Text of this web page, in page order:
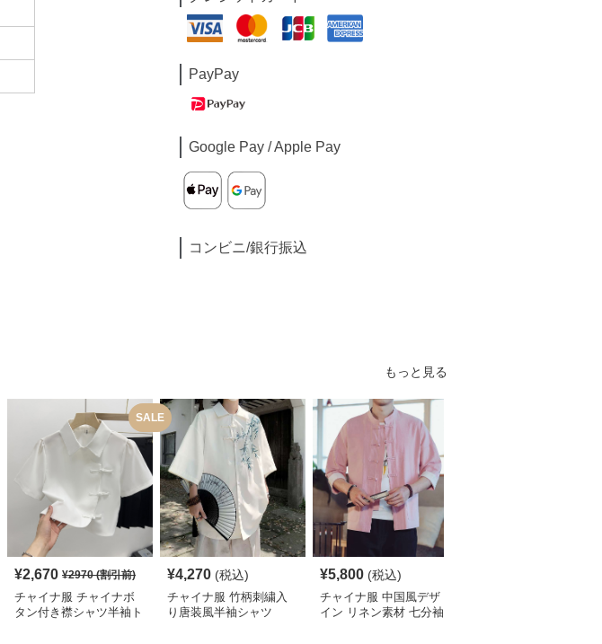
PayPay
Google Pay / Apple Pay
コンビニ/銀行振込
もっと見る
SALE
¥2,670 ¥2970(割引前)
チャイナ服 チャイナボ
タン付き襟シャツ半袖ト
¥4,270 (税込)
チャイナ服 竹柄刺繍入
り唐装風半袖シャツ
¥5,800 (税込)
チャイナ服 中国風デザ
イン リネン素材 七分袖